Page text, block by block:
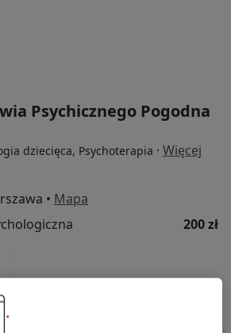
Psychicznego Pogodna
dziecięca, Psychoterapia · Więcej
• Mapa
200 zł